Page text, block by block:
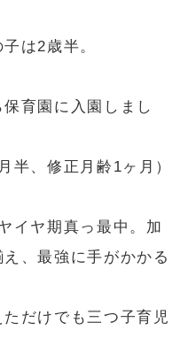
は2歳半。
育園に入園しまし
半、修正月齢1ヶ月）
イヤ期真っ最中。加
、最強に手がかかる
だけでも三つ子育児